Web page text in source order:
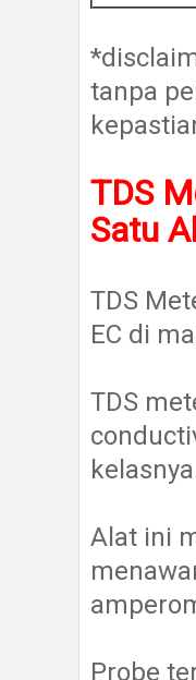
tanpa
TDS
Satu
TDS
EC di
TDS
Alat ini
Probe